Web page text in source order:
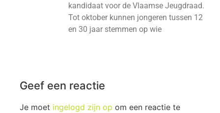
kandidaat voor de Vlaamse Jeugdraad.
Tot oktober kunnen jongeren tussen 12
en 30 jaar stemmen op wie
Geef een reactie
Je moet ingelogd zijn op om een reactie te